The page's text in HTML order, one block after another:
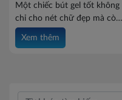
Một chiếc bút gel tốt không
chỉ cho nét chữ đẹp mà còn
mang đến cảm giác viết êm
tay, hạn chế lem mực và sử
các tiêu chí lựa chọn bút gel
Xem thêm